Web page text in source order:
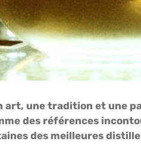
art, une tradition et une
des références
des meilleures